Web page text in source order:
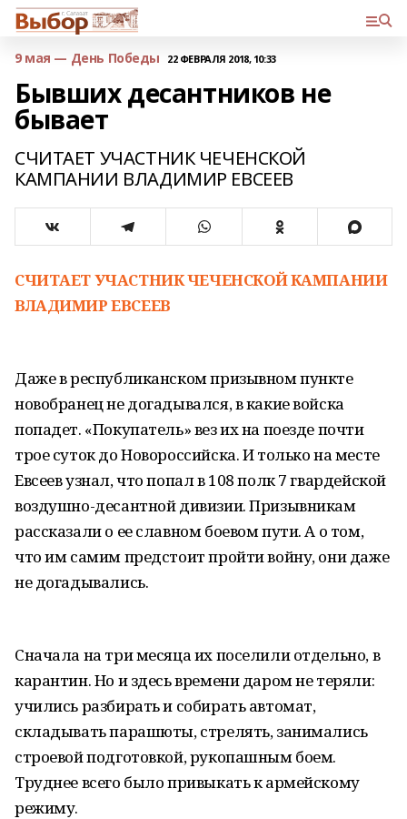
9 мая — День Победы 22 ФЕВРАЛЯ 2018, 10:33
Бывших десантников не
бывает
СЧИТАЕТ УЧАСТНИК ЧЕЧЕНСКОЙ
КАМПАНИИ ВЛАДИМИР ЕВСЕЕВ
СЧИТАЕТ УЧАСТНИК ЧЕЧЕНСКОЙ КАМПАНИИ
ВЛАДИМИР ЕВСЕЕВ
Даже в республиканском призывном пункте
новобранец не догадывался, в какие войска
попадет. «Покупатель» вез их на поезде почти
трое суток до Новороссийска. И только на месте
Евсеев узнал, что попал в 108 полк 7 гвардейской
воздушно-десантной дивизии. Призывникам
рассказали о ее славном боевом пути. А о том,
что им самим предстоит пройти войну, они даже
не догадывались.
Сначала на три месяца их поселили отдельно, в
карантин. Но и здесь времени даром не теряли:
учились разбирать и собирать автомат,
складывать парашюты, стрелять, занимались
строевой подготовкой, рукопашным боем.
Труднее всего было привыкать к армейскому
режиму.